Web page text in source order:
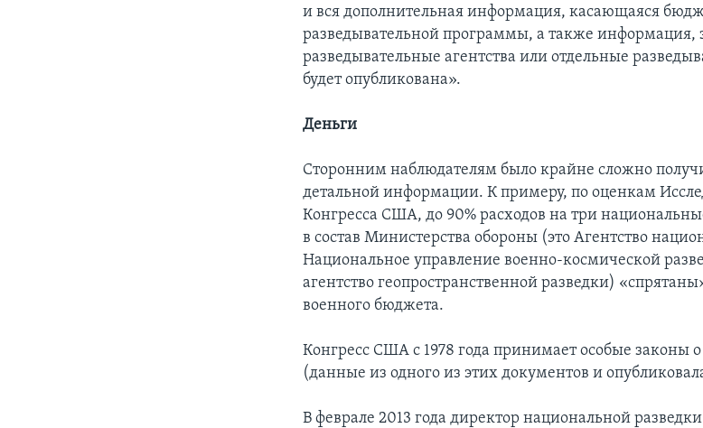
и вся дополнительная информация, касающаяся
разведывательной программы, а также информация,
разведывательные агентства или отдельные
будет опубликована».
Деньги
Сторонним наблюдателям было крайне сложно
детальной информации. К примеру, по оценкам
Конгресса США, до 90% расходов на три
в состав Министерства обороны (это Агентство
Национальное управление военно-космической
агентство геопространственной разведки)
военного бюджета.
Конгресс США с 1978 года принимает особые законы
(данные из одного из этих документов и
В феврале 2013 года директор национальной